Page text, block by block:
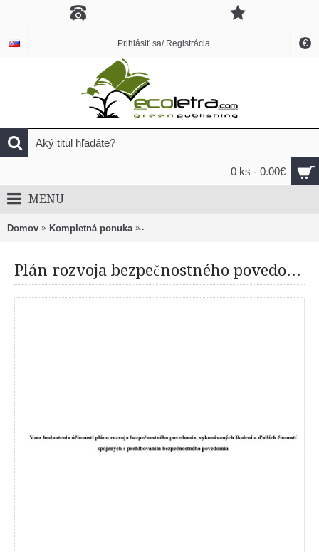
€
Prihlásiť sa/ Registrácia
0 ks - 0.00€
MENU
Domov Kompletná ponuka Plán rozvoja bezpečnostného
Plán rozvoja bezpečnostného povedomia - vyhodnotenie účinnosti